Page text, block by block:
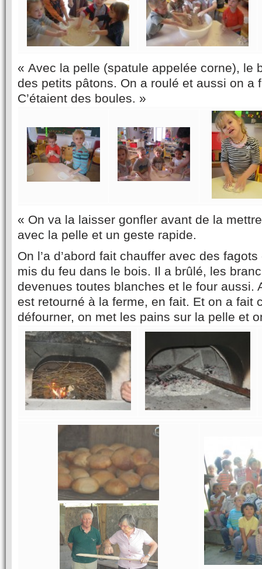
« Avec la pelle (spatule appelée corne), le
des petits pâtons. On a roulé et aussi on a
C’étaient des boules. »
« On va la laisser gonfler avant de la
avec la pelle et un geste rapide.
On l’a d’abord fait chauffer avec des
mis du feu dans le bois. Il a brûlé, les
devenues toutes blanches et le four aussi.
est retourné à la ferme, en fait. Et on a fait
défourner, on met les pains sur la pelle et